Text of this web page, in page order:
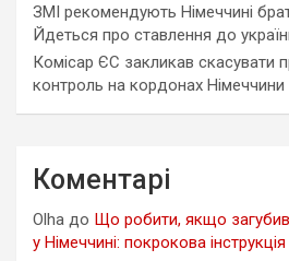
ЗМІ рекомендують Німеччині
Йдеться про ставлення до
Комісар ЄС закликав скасувати
контроль на кордонах Німеччини
Коментарі
Olha до Що робити, якщо загубив
у Німеччині: покрокова інструкція